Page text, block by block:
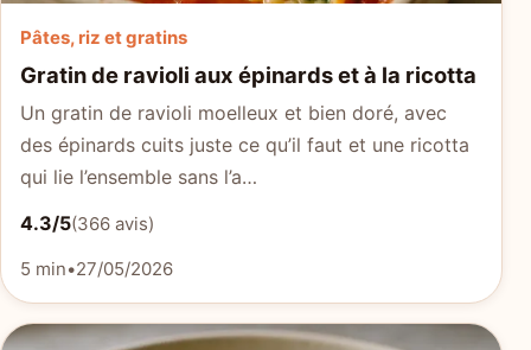
Pâtes, riz et gratins
Gratin de ravioli aux épinards et à la ricotta
Un gratin de ravioli moelleux et bien doré, avec
des épinards cuits juste ce qu’il faut et une ricotta
qui lie l’ensemble sans l’a…
4.3/5(366 avis)
5 min•27/05/2026